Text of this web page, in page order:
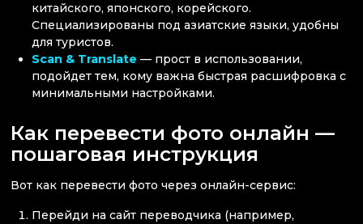
китайского, японского, корейского.
Специализированы под азиатские языки, удобны
для туристов.
Scan & Translate — прост в использовании,
подойдет тем, кому важна быстрая расшифровка с
минимальными настройками.
Как перевести фото онлайн —
пошаговая инструкция
Вот как перевести фото через онлайн-сервис:
Перейди на сайт переводчика (например,